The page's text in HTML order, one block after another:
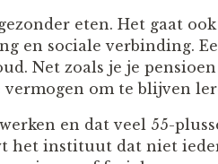
eten. Het gaat
en sociale verbinding.
Net zoals je je
om te blijven
en dat veel 55-
het instituut dat niet